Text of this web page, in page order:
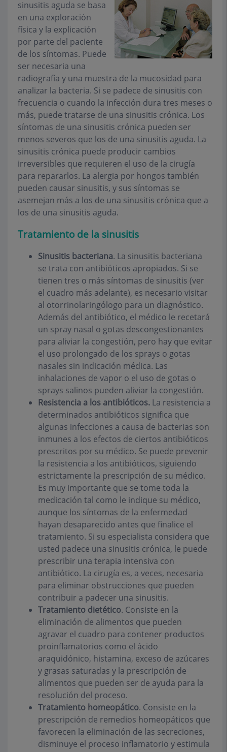
sinusitis aguda se basa
en una exploración
física y la explicación
por parte del paciente
de los síntomas. Puede
ser necesaria una
radiografía y una muestra de la mucosidad para
analizar la bacteria. Si se padece de sinusitis con
frecuencia o cuando la infección dura tres meses o
más, puede tratarse de una sinusitis crónica. Los
síntomas de una sinusitis crónica pueden ser
menos severos que los de una sinusitis aguda. La
sinusitis crónica puede producir cambios
irreversibles que requieren el uso de la cirugía
para repararlos. La alergia por hongos también
pueden causar sinusitis, y sus síntomas se
asemejan más a los de una sinusitis crónica que a
los de una sinusitis aguda.
Tratamiento de la sinusitis
Sinusitis bacteriana. La sinusitis bacteriana
se trata con antibióticos apropiados. Si se
tienen tres o más síntomas de sinusitis (ver
el cuadro más adelante), es necesario visitar
al otorrinolaringólogo para un diagnóstico.
Además del antibiótico, el médico le recetará
un spray nasal o gotas descongestionantes
para aliviar la congestión, pero hay que evitar
el uso prolongado de los sprays o gotas
nasales sin indicación médica. Las
inhalaciones de vapor o el uso de gotas o
sprays salinos pueden aliviar la congestión.
Resistencia a los antibióticos. La resistencia a
determinados antibióticos significa que
algunas infecciones a causa de bacterias son
inmunes a los efectos de ciertos antibióticos
prescritos por su médico. Se puede prevenir
la resistencia a los antibióticos, siguiendo
estrictamente la prescripción de su médico.
Es muy importante que se tome toda la
medicación tal como le indique su médico,
aunque los síntomas de la enfermedad
hayan desaparecido antes que finalice el
tratamiento. Si su especialista considera que
usted padece una sinusitis crónica, le puede
prescribir una terapia intensiva con
antibiótico. La cirugía es, a veces, necesaria
para eliminar obstrucciones que pueden
contribuir a padecer una sinusitis.
Tratamiento dietético. Consiste en la
eliminación de alimentos que pueden
agravar el cuadro para contener productos
proinflamatorios como el ácido
araquidónico, histamina, exceso de azúcares
y grasas saturadas y la prescripción de
alimentos que pueden ser de ayuda para la
resolución del proceso.
Tratamiento homeopático. Consiste en la
prescripción de remedios homeopáticos que
favorecen la eliminación de las secreciones,
disminuye el proceso inflamatorio y estimula